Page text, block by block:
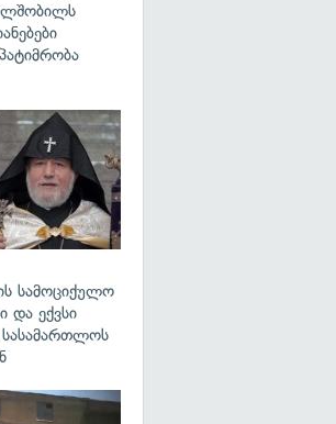
სამოციქულო
და ექვსი